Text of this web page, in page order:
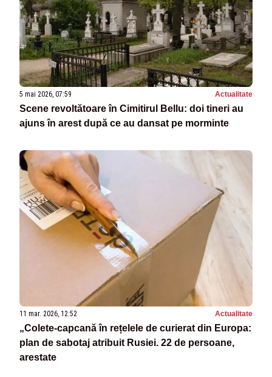
5 mai 2026, 07:59 Actualitate
Scene revoltătoare în Cimitirul Bellu: doi tineri au
ajuns în arest după ce au dansat pe morminte
11 mar. 2026, 12:52 Actualitate
„Colete-capcană în rețelele de curierat din Europa:
plan de sabotaj atribuit Rusiei. 22 de persoane,
arestate